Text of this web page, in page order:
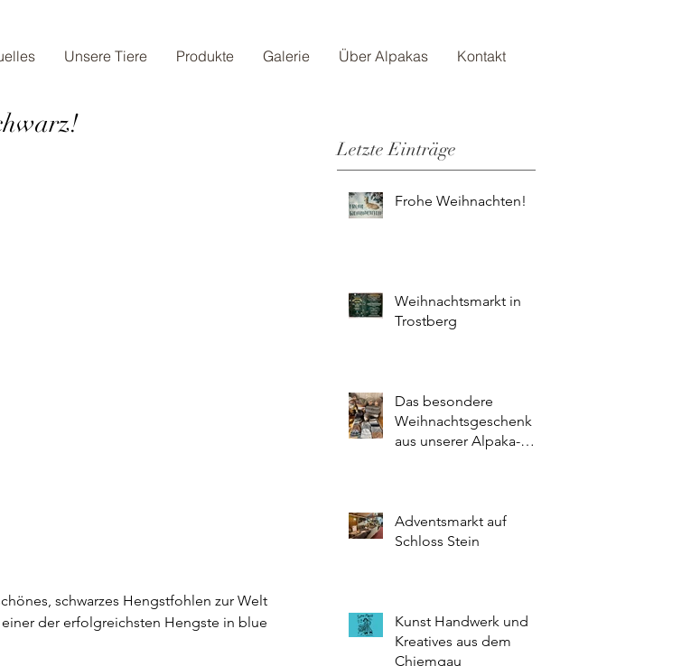
Unsere Tiere Produkte Galerie Über Alpakas Kontakt
schwarzes Hengstfohlen zur Welt
einer der erfolgreichsten Hengste in blue
Letzte Einträge
Frohe Weihnachten!
Weihnachtsmarkt in
Trostberg
Das besondere
Weihnachtsgeschenk
aus unserer Alpaka-
Adventsmarkt auf
Schloss Stein
Kunst Handwerk und
Kreatives aus dem
Chiemgau